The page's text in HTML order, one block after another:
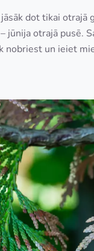
dot tikai otrajā
jūnija otrajā pusē.
nobriest un ieiet